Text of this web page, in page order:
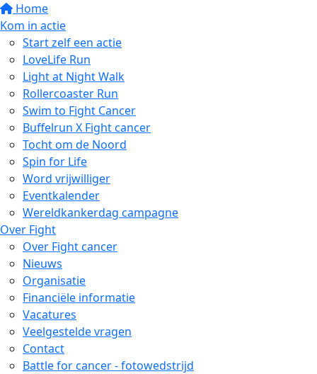
Home
Kom in actie
Start zelf een actie
LoveLife Run
Light at Night Walk
Rollercoaster Run
Swim to Fight Cancer
Buffelrun X Fight cancer
Tocht om de Noord
Spin for Life
Word vrijwilliger
Eventkalender
Wereldkankerdag campagne
Over Fight
Over Fight cancer
Nieuws
Organisatie
Financiële informatie
Vacatures
Veelgestelde vragen
Contact
Battle for cancer - fotowedstrijd